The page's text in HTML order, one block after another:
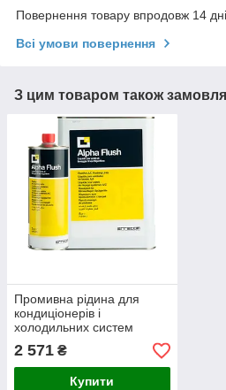
Повернення товару впродовж 14
Всі умови повернення
З цим товаром також
Промивна рідина для
кондиціонерів і
холодильних систем
TR1142.P.01
2 571 ₴
Купити